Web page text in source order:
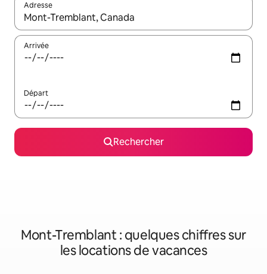
Adresse
Lorsque les résultats s'affichent, utilisez les flèches vers le
Arrivée
Départ
Rechercher
Mont-Tremblant : quelques chiffres sur
les locations de vacances